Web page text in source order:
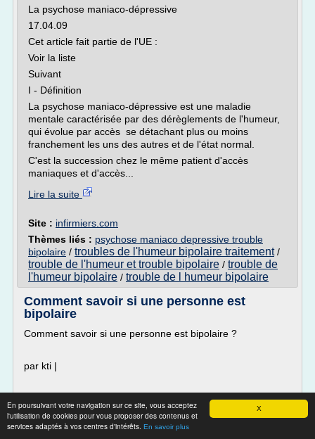
X
En poursuivant votre navigation sur ce site, vous acceptez
l'utilisation de cookies pour vous proposer des contenus et
services adaptés à vos centres d'intérêts. En savoir plus
La psychose maniaco-dépressive
17.04.09
Cet article fait partie de l'UE :
Voir la liste
Suivant
I - Définition
La psychose maniaco-dépressive est une maladie
mentale caractérisée par des dérèglements de l'humeur,
qui évolue par accès se détachant plus ou moins
franchement les uns des autres et de l'état normal.
C'est la succession chez le même patient d'accès
maniaques et d'accès...
Lire la suite
Site : infirmiers.com
Thèmes liés : psychose maniaco depressive trouble
bipolaire / troubles de l'humeur bipolaire traitement/
trouble de l'humeur et trouble bipolaire / trouble de
l'humeur bipolaire / trouble de l humeur bipolaire
Comment savoir si une personne est
bipolaire
Comment savoir si une personne est bipolaire ?
par kti |
Les troubles bipolaires sont difficiles à cerner car une fois la
personne est très active et à d'autres moments, elle est
dépressive, voire suicidaire. Certains patients sont soignés